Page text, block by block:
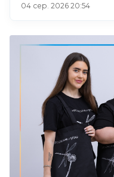
04 сер. 2026 20:54